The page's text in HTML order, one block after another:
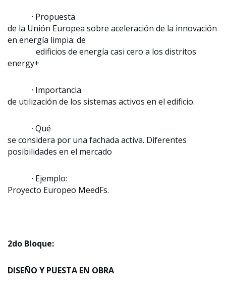
· Propuesta
de la Unión Europea sobre aceleración de la innovación
en energía limpia: de
edificios de energía casi cero a los distritos
energy+
· Importancia
de utilización de los sistemas activos en el edificio.
· Qué
se considera por una fachada activa. Diferentes
posibilidades en el mercado
· Ejemplo:
Proyecto Europeo MeedFs.
2do Bloque:
DISEÑO Y PUESTA EN OBRA